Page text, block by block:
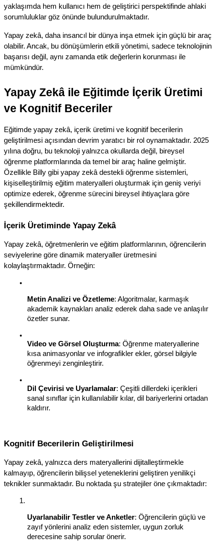
yaklaşımda hem kullanıcı hem de geliştirici perspektifinde ahlaki
sorumluluklar göz önünde bulundurulmaktadır.
Yapay zekâ, daha insancıl bir dünya inşa etmek için güçlü bir araç
olabilir. Ancak, bu dönüşümlerin etkili yönetimi, sadece teknolojinin
başarısı değil, aynı zamanda etik değerlerin korunması ile
mümkündür.
Yapay Zekâ ile Eğitimde İçerik Üretimi
ve Kognitif Beceriler
Eğitimde yapay zekâ, içerik üretimi ve kognitif becerilerin
geliştirilmesi açısından devrim yaratıcı bir rol oynamaktadır. 2025
yılına doğru, bu teknoloji yalnızca okullarda değil, bireysel
öğrenme platformlarında da temel bir araç haline gelmiştir.
Özellikle Billy gibi yapay zekâ destekli öğrenme sistemleri,
kişiselleştirilmiş eğitim materyalleri oluşturmak için geniş veriyi
optimize ederek, öğrenme sürecini bireysel ihtiyaçlara göre
şekillendirmektedir.
İçerik Üretiminde Yapay Zekâ
Yapay zekâ, öğretmenlerin ve eğitim platformlarının, öğrencilerin
seviyelerine göre dinamik materyaller üretmesini
kolaylaştırmaktadır. Örneğin:
Metin Analizi ve Özetleme: Algoritmalar, karmaşık
akademik kaynakları analiz ederek daha sade ve anlaşılır
özetler sunar.
Video ve Görsel Oluşturma: Öğrenme materyallerine
kısa animasyonlar ve infografikler ekler, görsel bilgiyle
öğrenmeyi zenginleştirir.
Dil Çevirisi ve Uyarlamalar: Çeşitli dillerdeki içerikleri
sanal sınıflar için kullanılabilir kılar, dil bariyerlerini ortadan
kaldırır.
Kognitif Becerilerin Geliştirilmesi
Yapay zekâ, yalnızca ders materyallerini dijitalleştirmekle
kalmayıp, öğrencilerin bilişsel yeteneklerini geliştiren yenilikçi
teknikler sunmaktadır. Bu noktada şu stratejiler öne çıkmaktadır:
Uyarlanabilir Testler ve Anketler: Öğrencilerin güçlü ve
zayıf yönlerini analiz eden sistemler, uygun zorluk
derecesine sahip sorular önerir.